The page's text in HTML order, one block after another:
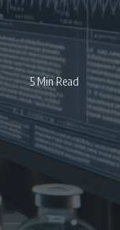
5 Min Read